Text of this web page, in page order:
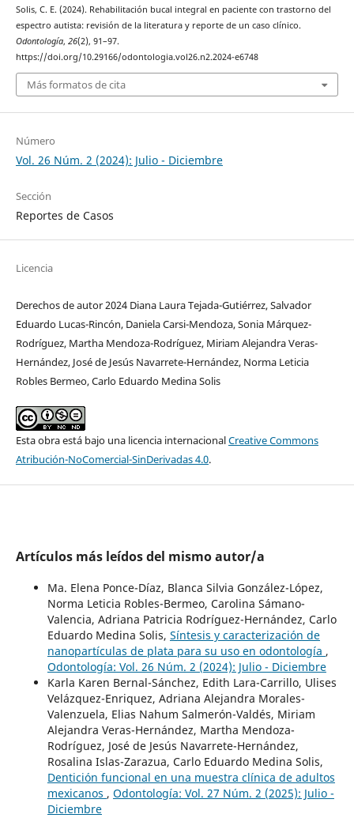
Solis, C. E. (2024). Rehabilitación bucal integral en paciente con trastorno del
espectro autista: revisión de la literatura y reporte de un caso clínico.
Odontología, 26(2), 91–97.
https://doi.org/10.29166/odontologia.vol26.n2.2024-e6748
Más formatos de cita
Número
Vol. 26 Núm. 2 (2024): Julio - Diciembre
Sección
Reportes de Casos
Licencia
Derechos de autor 2024 Diana Laura Tejada-Gutiérrez, Salvador
Eduardo Lucas-Rincón, Daniela Carsi-Mendoza, Sonia Márquez-
Rodríguez, Martha Mendoza-Rodríguez, Miriam Alejandra Veras-
Hernández, José de Jesús Navarrete-Hernández, Norma Leticia
Robles Bermeo, Carlo Eduardo Medina Solis
Esta obra está bajo una licencia internacionalCreative Commons
Atribución-NoComercial-SinDerivadas 4.0.
Artículos más leídos del mismo autor/a
Ma. Elena Ponce-Díaz, Blanca Silvia González-López,
Norma Leticia Robles-Bermeo, Carolina Sámano-
Valencia, Adriana Patricia Rodríguez-Hernández, Carlo
Eduardo Medina Solis, Síntesis y caracterización de
nanopartículas de plata para su uso en odontología ,
Odontología: Vol. 26 Núm. 2 (2024): Julio - Diciembre
Karla Karen Bernal-Sánchez, Edith Lara-Carrillo, Ulises
Velázquez-Enriquez, Adriana Alejandra Morales-
Valenzuela, Elias Nahum Salmerón-Valdés, Miriam
Alejandra Veras-Hernández, Martha Mendoza-
Rodríguez, José de Jesús Navarrete-Hernández,
Rosalina Islas-Zarazua, Carlo Eduardo Medina Solis,
Dentición funcional en una muestra clínica de adultos
mexicanos , Odontología: Vol. 27 Núm. 2 (2025): Julio -
Diciembre